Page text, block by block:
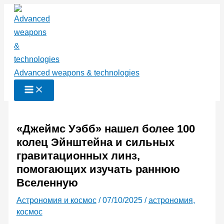
Перейти
содержимому
Advanced weapons & technologies
«Джеймс Уэбб» нашел более 100
колец Эйнштейна и сильных
гравитационных линз,
помогающих изучать раннюю
Вселенную
Астрономия и космос/07/10/2025 /астрономия,
космос